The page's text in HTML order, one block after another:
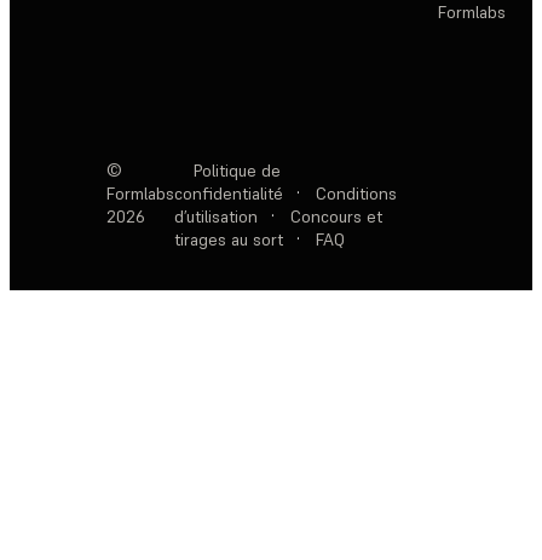
Formlabs
©
Formlabs
2026
Politique de
confidentialité
·
Conditions
d’utilisation
·
Concours et
tirages au sort
· FAQ